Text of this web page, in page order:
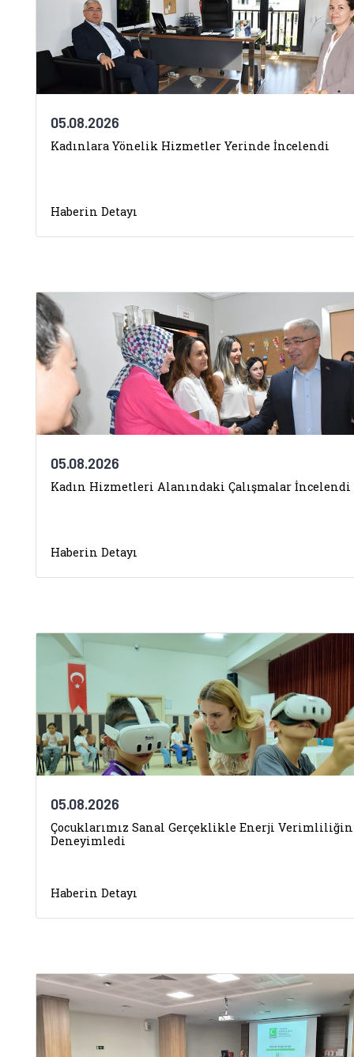
05.08.2026
Kadınlara Yönelik Hizmetler Yerinde İncelendi
Haberin Detayı
05.08.2026
Kadın Hizmetleri Alanındaki Çalışmalar İncelendi
Haberin Detayı
05.08.2026
Çocuklarımız Sanal Gerçeklikle Enerji
Deneyimledi
Haberin Detayı